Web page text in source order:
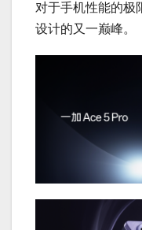
对于手机性能的极
设计的又一巅峰。